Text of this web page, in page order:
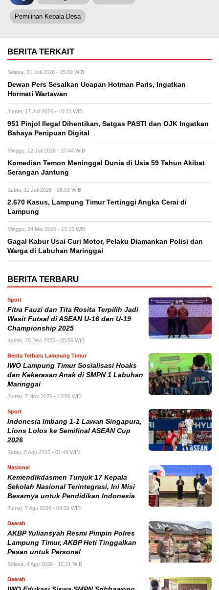
Pemilihan Kepala Desa
BERITA TERKAIT
Selasa, 21 Juli 2026 - 15:02 WIB
Dewan Pers Sesalkan Ucapan Hotman Paris, Ingatkan
Hormati Wartawan
Jumat, 17 Juli 2026 - 10:33 WIB
951 Pinjol Ilegal Dihentikan, Satgas PASTI dan OJK Ingatkan
Bahaya Penipuan Digital
Minggu, 12 Juli 2026 - 17:44 WIB
Komedian Temon Meninggal Dunia di Usia 59 Tahun Akibat
Serangan Jantung
Sabtu, 11 Juli 2026 - 08:03 WIB
2.670 Kasus, Lampung Timur Tertinggi Angka Cerai di
Lampung
Minggu, 24 Mei 2026 - 17:15 WIB
Gagal Kabur Usai Curi Motor, Pelaku Diamankan Polisi dan
Warga di Labuhan Maringgai
BERITA TERBARU
Sport
Fitra Fauzi dan Tita Rosita Terpilih Jadi
Wasit Futsal di ASEAN U-16 dan U-19
Championship 2025
Kamis, 25 Des 2025 - 00:56 WIB
Berita Terbaru Lampung Timur
IWO Lampung Timur Sosialisasi Hoaks
dan Kekerasan Anak di SMPN 1 Labuhan
Maringgai
Jumat, 7 Nov 2025 - 13:06 WIB
Sport
Indonesia Imbang 1-1 Lawan Singapura,
Lions Lolos ke Semifinal ASEAN Cup
2026
Sabtu, 8 Agu 2026 - 01:49 WIB
Nasional
Kemendikdasmen Tunjuk 17 Kepala
Sekolah Nasional Terintegrasi, Ini Misi
Besarnya untuk Pendidikan Indonesia
Jumat, 7 Agu 2026 - 09:32 WIB
Daerah
AKBP Yuliansyah Resmi Pimpin Polres
Lampung Timur, AKBP Heti Tinggalkan
Pesan untuk Personel
Selasa, 4 Agu 2026 - 12:21 WIB
Daerah